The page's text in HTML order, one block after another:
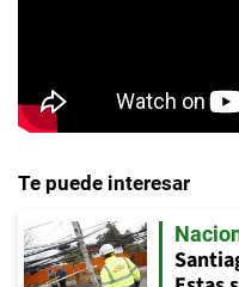
Te puede interesar